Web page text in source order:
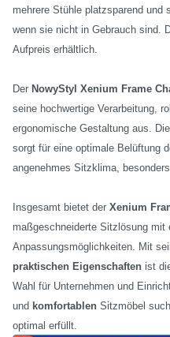
mehrere Stühle platzsparend und
wenn sie nicht in Gebrauch sind.
Aufpreis erhältlich.
Der NowyStyl Xenium Frame
seine hochwertige Verarbeitung,
ergonomische Gestaltung aus.
sorgt für eine optimale Belüftung
angenehmes Sitzklima,
Insgesamt bietet der Xenium
maßgeschneiderte Sitzlösung mit
Anpassungsmöglichkeiten. Mit
praktischen Eigenschaften ist
Wahl für Unternehmen und
und komfortablen Sitzmöbel
optimal erfüllt.